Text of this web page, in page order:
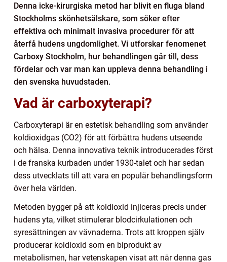
Denna icke-kirurgiska metod har blivit en fluga bland
Stockholms skönhetsälskare, som söker efter
effektiva och minimalt invasiva procedurer för att
återfå hudens ungdomlighet. Vi utforskar fenomenet
Carboxy Stockholm, hur behandlingen går till, dess
fördelar och var man kan uppleva denna behandling i
den svenska huvudstaden.
Vad är carboxyterapi?
Carboxyterapi är en estetisk behandling som använder
koldioxidgas (CO2) för att förbättra hudens utseende
och hälsa. Denna innovativa teknik introducerades först
i de franska kurbaden under 1930-talet och har sedan
dess utvecklats till att vara en populär behandlingsform
över hela världen.
Metoden bygger på att koldioxid injiceras precis under
hudens yta, vilket stimulerar blodcirkulationen och
syresättningen av vävnaderna. Trots att kroppen själv
producerar koldioxid som en biprodukt av
metabolismen, har vetenskapen visat att när denna gas